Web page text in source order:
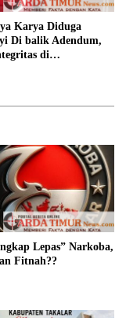
Karya Diduga
Di balik Adendum,
di
Lepas” Narkoba,
Fitnah??